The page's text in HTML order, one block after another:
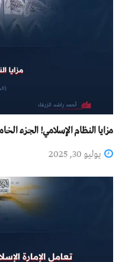
مزايا النظام الإسلامي! الجزء
يوليو 30, 2025